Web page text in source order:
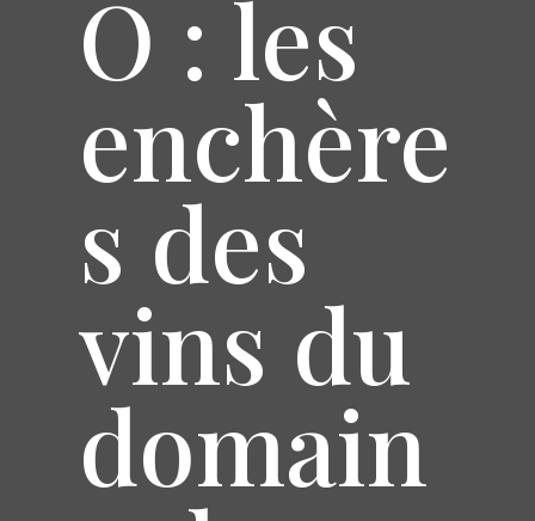
O : les
enchère
s des
vins du
domain